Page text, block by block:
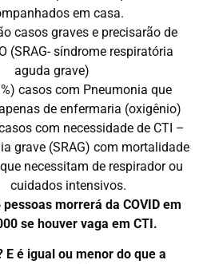
em casa.
casos graves e precisarão de
(SRAG- síndrome respiratória
aguda grave)
casos com Pneumonia que
de enfermaria (oxigênio)
com necessidade de CTI –
grave (SRAG) com mortalidade
necessitam de respirador ou
cuidados intensivos.
morrerá da COVID em
se houver vaga em CTI.
E é igual ou menor do que a